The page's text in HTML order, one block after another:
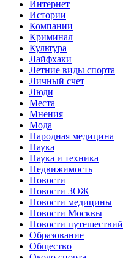
Интернет
Истории
Компании
Криминал
Культура
Лайфхаки
Летние виды спорта
Личный счет
Люди
Места
Мнения
Мода
Народная медицина
Наука
Наука и техника
Недвижимость
Новости
Новости ЗОЖ
Новости медицины
Новости Москвы
Новости путешествий
Образование
Общество